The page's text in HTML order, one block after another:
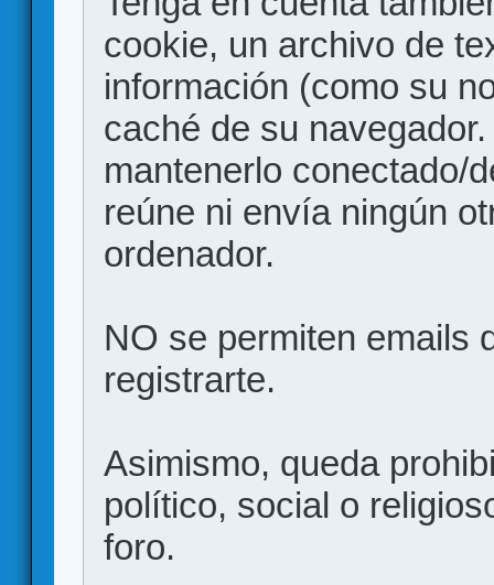
cookie, un archivo de
información (como su
caché de su
mantenerlo conectado/
reúne ni envía ningún
ordenador.
NO se permiten emails
registrarte.
Asimismo, queda
político, social o
foro.